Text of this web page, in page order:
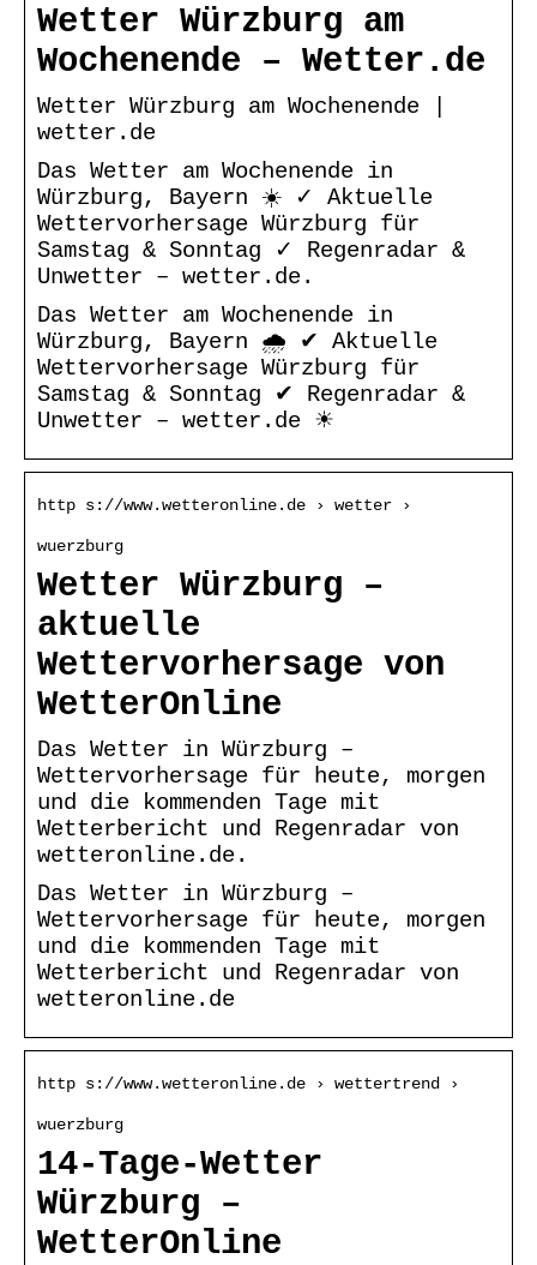
Wetter Würzburg am
Wochenende – Wetter.de
Wetter Würzburg am Wochenende |
wetter.de
Das Wetter am Wochenende in
Würzburg, Bayern ☀️ ✓ Aktuelle
Wettervorhersage Würzburg für
Samstag & Sonntag ✓ Regenradar &
Unwetter – wetter.de.
Das Wetter am Wochenende in
Würzburg, Bayern 🌧️ ✔ Aktuelle
Wettervorhersage Würzburg für
Samstag & Sonntag ✔ Regenradar &
Unwetter – wetter.de ☀
http s://www.wetteronline.de › wetter ›
wuerzburg
Wetter Würzburg –
aktuelle
Wettervorhersage von
WetterOnline
Das Wetter in Würzburg –
Wettervorhersage für heute, morgen
und die kommenden Tage mit
Wetterbericht und Regenradar von
wetteronline.de.
Das Wetter in Würzburg –
Wettervorhersage für heute, morgen
und die kommenden Tage mit
Wetterbericht und Regenradar von
wetteronline.de
http s://www.wetteronline.de › wettertrend ›
wuerzburg
14-Tage-Wetter
Würzburg –
WetterOnline